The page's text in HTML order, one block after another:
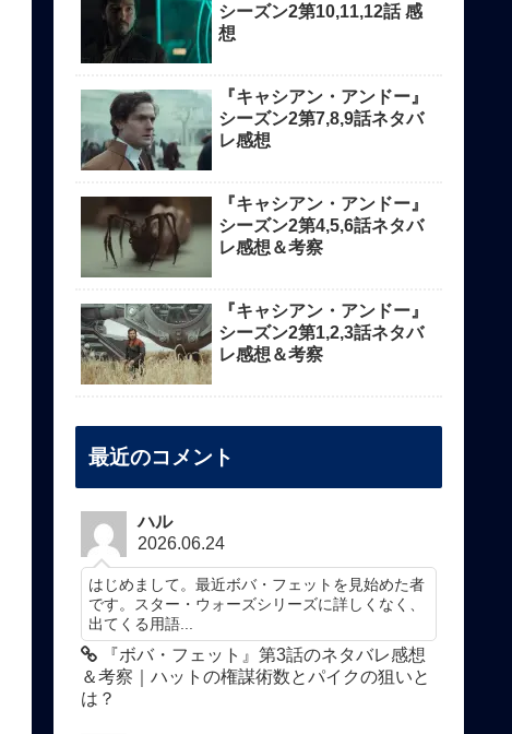
シーズン2第10,11,12話 感
想
『キャシアン・アンドー』
シーズン2第7,8,9話ネタバ
レ感想
『キャシアン・アンドー』
シーズン2第4,5,6話ネタバ
レ感想＆考察
『キャシアン・アンドー』
シーズン2第1,2,3話ネタバ
レ感想＆考察
最近のコメント
ハル
2026.06.24
はじめまして。最近ボバ・フェットを見始めた者
です。スター・ウォーズシリーズに詳しくなく、
出てくる用語...
『ボバ・フェット』第3話のネタバレ感想
＆考察｜ハットの権謀術数とパイクの狙いと
は？